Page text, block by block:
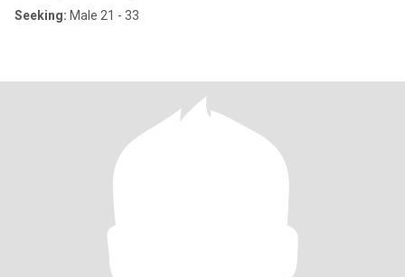
Seeking: Male 21 - 33